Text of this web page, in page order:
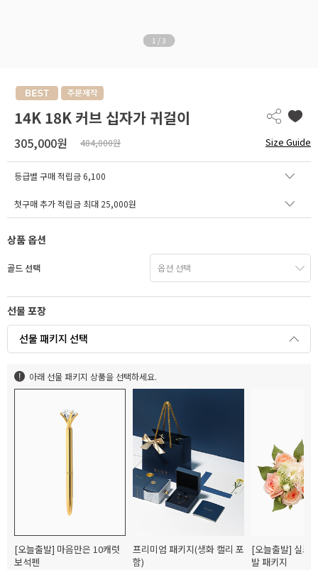
1 / 3
14K 18K 커브 십자가 귀걸이
305,000원 484,000원 Size Guide
등급별 구매 적립금6,100
첫구매 추가 적립금 최대 25,000원
상품 옵션
골드 선택
선물 포장
선물 패키지 선택
아래 선물 패키지 상품을 선택하세요.
[오늘출발] 마음만은 10캐럿
보석펜
프리미엄 패키지(생화 캘리 포
함)
[오늘출발] 실크
발 패키지